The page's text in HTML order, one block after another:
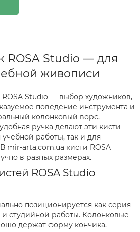
ROSA Studio — для
живописи
Studio — выбор художников,
поведение инструмента и
колонковый ворс,
ручка делают эти кисти
работы, так и для
mir-arta.com.ua кисти ROSA
в разных размерах.
ROSA Studio
позиционируется как серия
студийной работы. Колонковые
держат форму кончика,